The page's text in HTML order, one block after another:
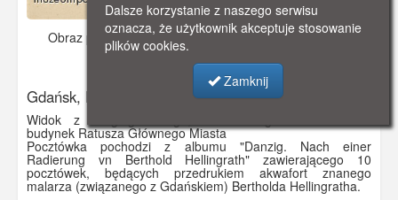
Obraz pochodzi zok. 1930 r.Dodano: 2019-12-04 23:33
Wyświetlono: 3055
Gdańsk, Ratusz Głównego Miasta
Widok z Długiego Targu, obsadzonego drzewami na
budynek Ratusza Głównego Miasta
Pocztówka pochodzi z albumu "Danzig. Nach einer
Radierung vn Berthold Hellingrath" zawierającego 10
pocztówek, będących przedrukiem akwafort znanego
malarza (związanego z Gdańskiem) Bertholda Hellingratha.
Dalsze korzystanie z naszego serwisu
oznacza, że użytkownik akceptuje stosowanie
plików cookies.
Zamknij